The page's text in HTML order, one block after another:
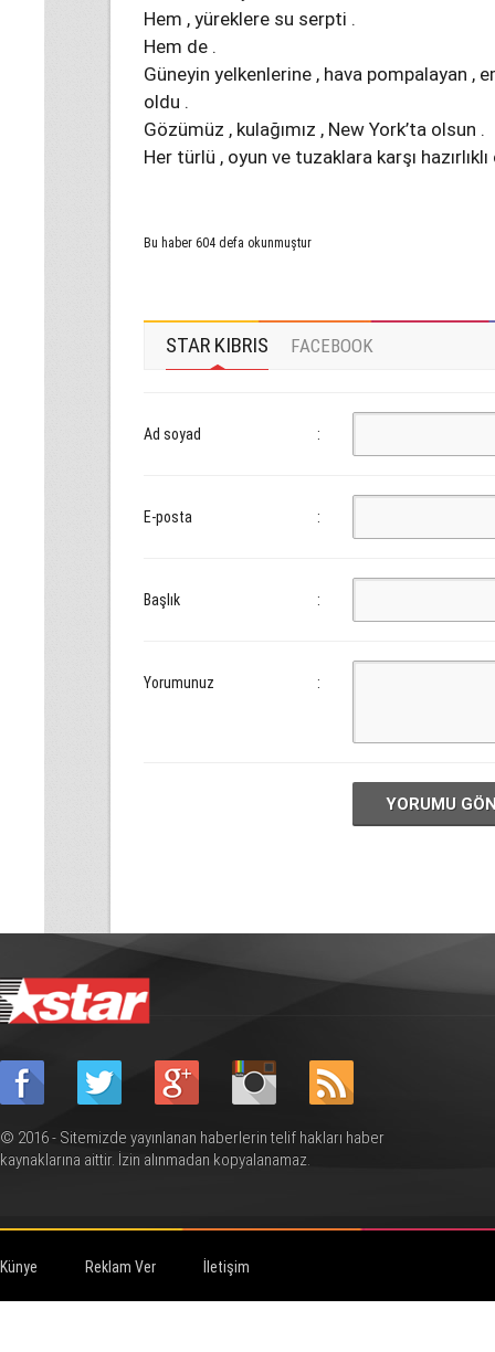
Hem , yüreklere su serpti .
Hem de .
Güneyin yelkenlerine , hava pompalayan ,
oldu .
Gözümüz , kulağımız , New York’ta olsun .
Her türlü , oyun ve tuzaklara karşı hazırlıklı
Bu haber 604 defa okunmuştur
STAR KIBRIS FACEBOOK
Ad soyad :
E-posta :
Başlık :
Yorumunuz :
YORUMU
© 2016 - Sitemizde yayınlanan haberlerin telif hakları haber
kaynaklarına aittir. İzin alınmadan kopyalanamaz.
Künye Reklam Ver İletişim